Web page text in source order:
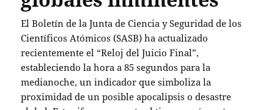
El Boletín de la Junta de Ciencia y Seguridad de los
Científicos Atómicos (SASB) ha actualizado
recientemente el “Reloj del Juicio Final”,
estableciendo la hora a 85 segundos para la
medianoche, un indicador que simboliza la
proximidad de un posible apocalipsis o desastre